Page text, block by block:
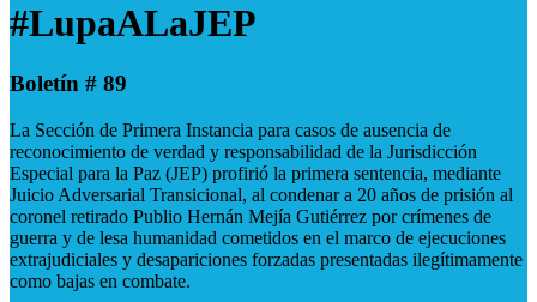
#LupaALaJEP
Boletín # 89
La Sección de Primera Instancia para casos de ausencia de
reconocimiento de verdad y responsabilidad de la Jurisdicción
Especial para la Paz (JEP) profirió la primera sentencia, mediante
Juicio Adversarial Transicional, al condenar a 20 años de prisión al
coronel retirado Publio Hernán Mejía Gutiérrez por crímenes de
guerra y de lesa humanidad cometidos en el marco de ejecuciones
extrajudiciales y desapariciones forzadas presentadas ilegítimamente
como bajas en combate.